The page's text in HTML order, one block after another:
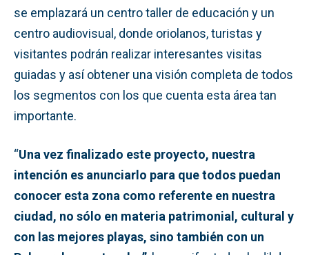
se emplazará un centro taller de educación y un
centro audiovisual, donde oriolanos, turistas y
visitantes podrán realizar interesantes visitas
guiadas y así obtener una visión completa de todos
los segmentos con los que cuenta esta área tan
importante.
“Una vez finalizado este proyecto, nuestra
intención es anunciarlo para que todos puedan
conocer esta zona como referente en nuestra
ciudad, no sólo en materia patrimonial, cultural y
con las mejores playas, sino también con un